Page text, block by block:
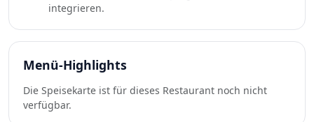
integrieren.
Menü-Highlights
Die Speisekarte ist für dieses Restaurant noch nicht
verfügbar.